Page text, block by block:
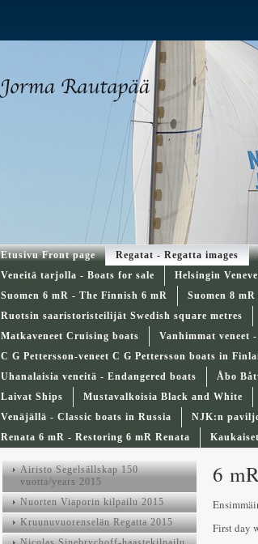
Etusivu Front page Regatat - Regatta images
Veneitä tarjolla - Boats for sale
Helsingin
Suomen 6 mR - The Finnish 6 mR
Suomen 8
Ruotsin saaristoristeilijät Swedish square metres
Matkaveneet Cruising boats
Vanhimmat veneet
C G Pettersson-veneet C G Pettersson boats in
Uhanalaisia veneitä - Endangered boats
Åbo
Laivat Ships
Mustavalkoisia Black and White
Venäjällä - Classic boats in Russia
NJK:n
Renata 6 mR - Restoring 6 mR Renata
6
First day
Airisto Segelsällskap 150
vuotta/years 2015
Nuorten Viaporin kilpailu 2015
Kruunuvuorenselän Regatta 2015